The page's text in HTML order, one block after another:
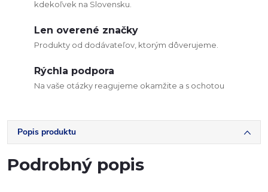
kdekoľvek na Slovensku.
Len overené značky
Produkty od dodávateľov, ktorým dôverujeme.
Rýchla podpora
Na vaše otázky reagujeme okamžite a s ochotou
Popis produktu
Podrobný popis